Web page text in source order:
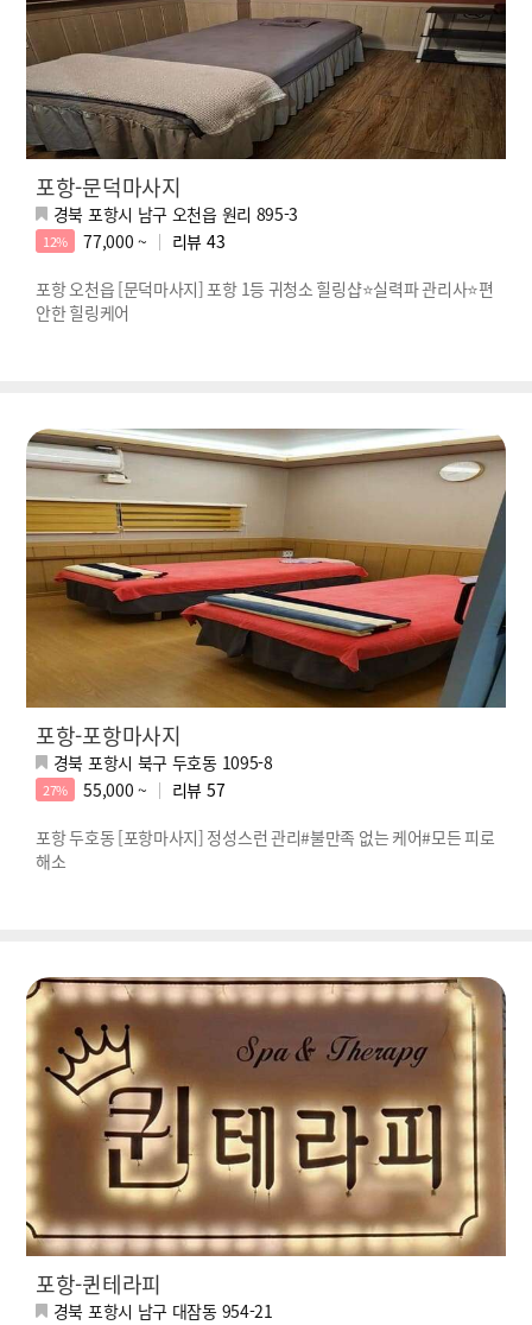
포항-문덕마사지
경북 포항시 남구 오천읍 원리 895-3
12% 77,000 ~ 리뷰 43
포항 오천읍 [문덕마사지] 포항 1등 귀청소 힐링샵⭐실력파 관리사⭐편
안한 힐링케어
포항-포항마사지
경북 포항시 북구 두호동 1095-8
27% 55,000 ~ 리뷰 57
포항 두호동 [포항마사지] 정성스런 관리#불만족 없는 케어#모든 피로
해소
포항-퀸테라피
경북 포항시 남구 대잠동 954-21